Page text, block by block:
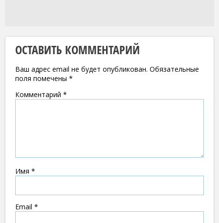
ОСТАВИТЬ КОММЕНТАРИЙ
Ваш адрес email не будет опубликован. Обязательные
поля помечены *
Комментарий *
Имя *
Email *